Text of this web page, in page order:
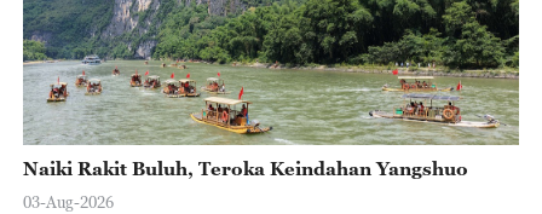
Naiki Rakit Buluh, Teroka Keindahan Yangshuo
03-Aug-2026